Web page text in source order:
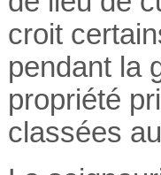
croit
pendant la
propriété
classées